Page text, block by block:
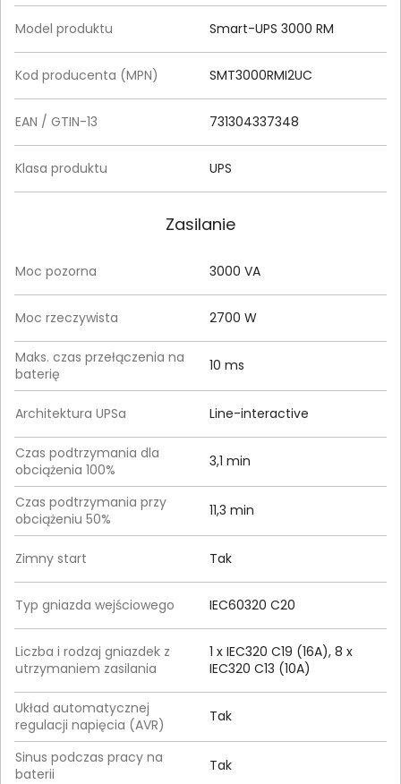
Model produktu Smart-UPS 3000 RM
Kod producenta (MPN) SMT3000RMI2UC
EAN / GTIN-13 731304337348
Klasa produktu UPS
Zasilanie
Moc pozorna 3000 VA
Moc rzeczywista 2700 W
Maks. czas przełączenia na
baterię
10 ms
Architektura UPSa Line-interactive
Czas podtrzymania dla
obciążenia 100%
3,1 min
Czas podtrzymania przy
obciążeniu 50%
11,3 min
Zimny start Tak
Typ gniazda wejściowego IEC60320 C20
Liczba i rodzaj gniazdek z
utrzymaniem zasilania
1 x IEC320 C19 (16A), 8 x
IEC320 C13 (10A)
Układ automatycznej
regulacji napięcia (AVR)
Tak
Sinus podczas pracy na
baterii
Tak